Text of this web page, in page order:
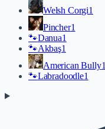
Welsh Corgi1
Pincher1
🐾Danua1
🐾Akbaş1
American Bully1
🐾Labradoodle1